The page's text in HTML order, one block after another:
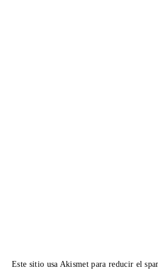
Este sitio usa Akismet para reducir el